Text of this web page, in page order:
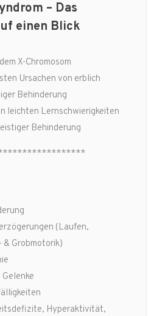
– Das
einen Blick
X-Chromosom
Ursachen von erblich
Behinderung
leichten Lernschwierigkeiten
Behinderung
(Laufen,
& Grobmotorik)
Hyperaktivität,